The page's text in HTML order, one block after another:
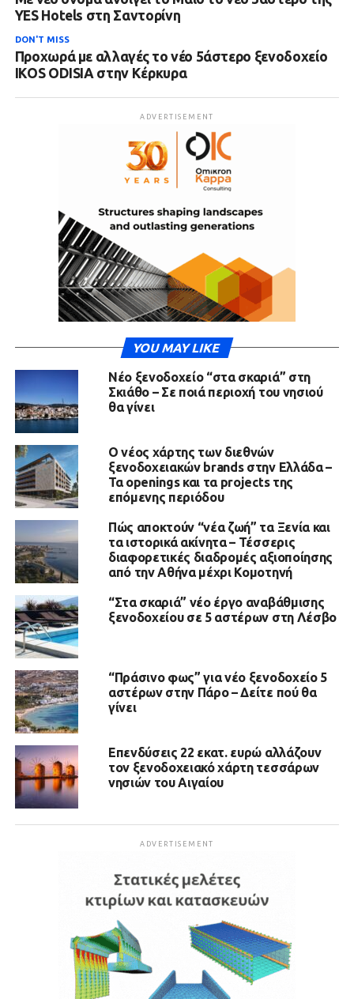
YES Hotels στη Σαντορίνη
DON'T MISS
Προχωρά με αλλαγές το νέο 5άστερο ξενοδοχείο
IKOS ODISIA στην Κέρκυρα
ADVERTISEMENT
YOU MAY LIKE
Νέο ξενοδοχείο “στα σκαριά” στη
Σκιάθο – Σε ποιά περιοχή του νησιού
θα γίνει
Ο νέος χάρτης των διεθνών
ξενοδοχειακών brands στην Ελλάδα –
Τα openings και τα projects της
επόμενης περιόδου
Πώς αποκτούν “νέα ζωή” τα Ξενία και
τα ιστορικά ακίνητα – Τέσσερις
διαφορετικές διαδρομές αξιοποίησης
από την Αθήνα μέχρι Κομοτηνή
“Στα σκαριά” νέο έργο αναβάθμισης
ξενοδοχείου σε 5 αστέρων στη Λέσβο
“Πράσινο φως” για νέο ξενοδοχείο 5
αστέρων στην Πάρο – Δείτε πού θα
γίνει
Επενδύσεις 22 εκατ. ευρώ αλλάζουν
τον ξενοδοχειακό χάρτη τεσσάρων
νησιών του Αιγαίου
ADVERTISEMENT